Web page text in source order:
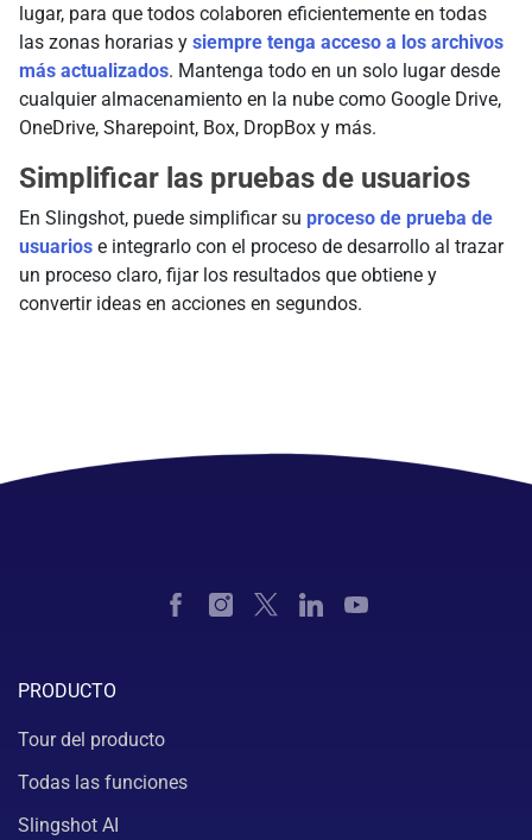
lugar, para que todos colaboren eficientemente en todas
las zonas horarias y siempre tenga acceso a los archivos
más actualizados. Mantenga todo en un solo lugar desde
cualquier almacenamiento en la nube como Google Drive,
OneDrive, Sharepoint, Box, DropBox y más.
Simplificar las pruebas de usuarios
En Slingshot, puede simplificar su proceso de prueba de
usuarios e integrarlo con el proceso de desarrollo al trazar
un proceso claro, fijar los resultados que obtiene y
convertir ideas en acciones en segundos.
PRODUCTO
Tour del producto
Todas las funciones
Slingshot AI